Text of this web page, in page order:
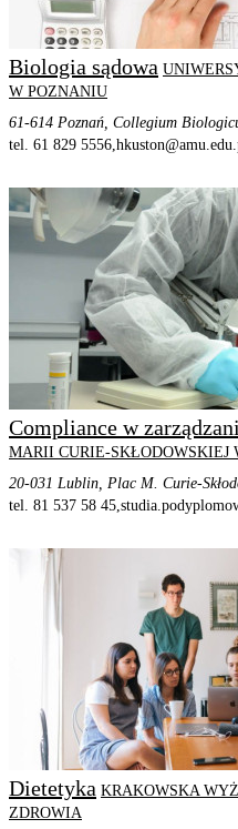
Biologia sądowa
W POZNANIU
61-614 Poznań, Collegium
tel. 61 829 5556,
Compliance w
MARII CURIE-SKŁODOWSKIEJ
20-031 Lublin, Plac M. Curie-
tel. 81 537 58 45,
Dietetyka KRAKOWSKA
ZDROWIA